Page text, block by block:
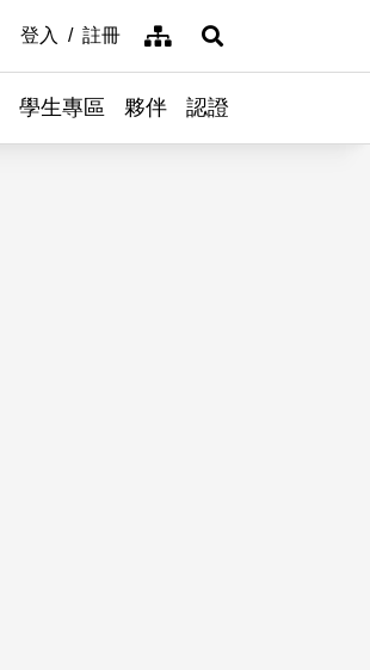
登入 註冊 網站導覽展開搜尋
學生專區 夥伴 認證